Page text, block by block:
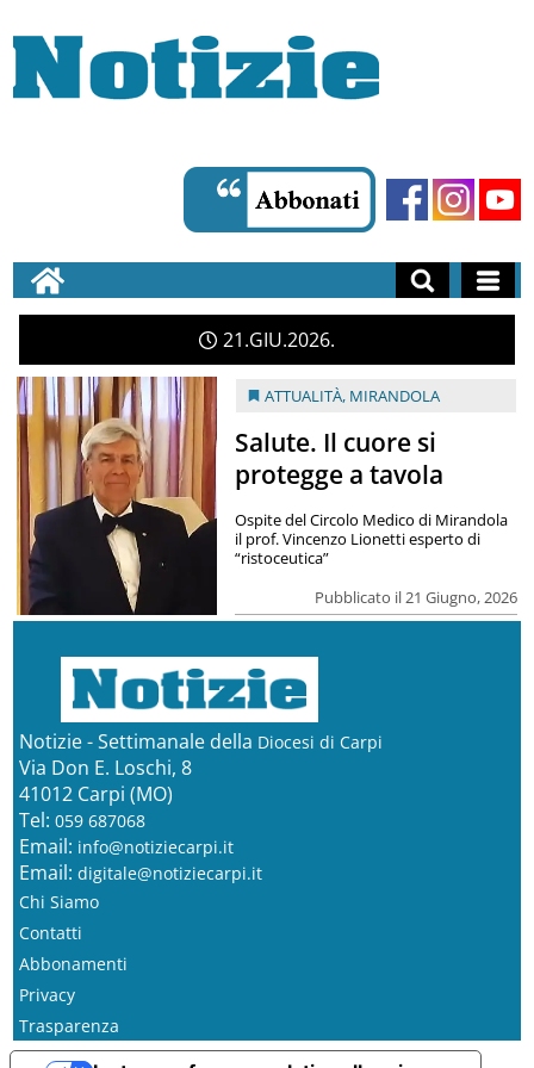
21 GIU 2026
ATTUALITÀ, MIRANDOLA
Salute. Il cuore si
protegge a tavola
Pubblicato il 21 Giugno, 2026
Ospite del Circolo Medico di Mirandola
il prof. Vincenzo Lionetti esperto di
“ristoceutica”
Notizie - Settimanale della Diocesi di Carpi
Via Don E. Loschi, 8
41012 Carpi (MO)
Tel: 059 687068
Email: info@notiziecarpi.it
Email: digitale@notiziecarpi.it
Chi Siamo
Contatti
Abbonamenti
Privacy
Trasparenza